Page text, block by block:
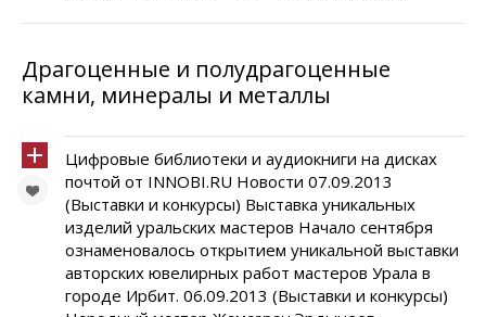
Драгоценные и полудрагоценные
камни, минералы и металлы
Цифровые библиотеки и аудиокниги на дисках
почтой от INNOBI.RU Новости 07.09.2013
(Выставки и конкурсы) Выставка уникальных
изделий уральских мастеров Начало сентября
ознаменовалось открытием уникальной выставки
авторских ювелирных работ мастеров Урала в
городе Ирбит. 06.09.2013 (Выставки и конкурсы)